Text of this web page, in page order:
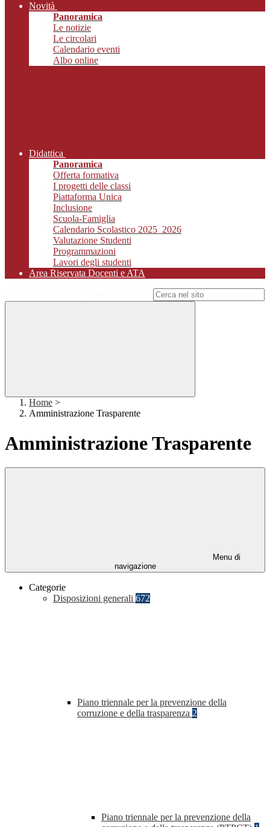
Novità
Panoramica
Le notizie
Le circolari
Calendario eventi
Albo online
Didattica
Panoramica
Offerta formativa
I progetti delle classi
Piattaforma Unica
Inclusione
Scuola-Famiglia
Calendario Scolastico 2025_2026
Valutazione Studenti
Programmazioni
Lavori degli studenti
Area Riservata Docenti e ATA
Home >
Amministrazione Trasparente
Amministrazione Trasparente
Menu di
navigazione
Categorie
Disposizioni generali 672
Piano triennale per la prevenzione della
corruzione e della trasparenza 2
Piano triennale per la prevenzione della